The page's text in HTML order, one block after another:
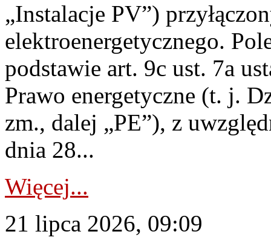
„Instalacje PV”)
elektroenergetycznego.
podstawie art. 9c ust. 7a
Prawo energetyczne (t. j.
zm., dalej „PE”), z
dnia 28...
Więcej...
21 lipca 2026, 09:09